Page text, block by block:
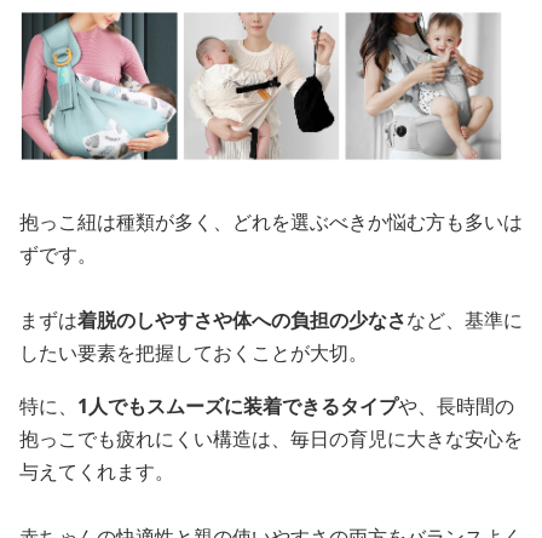
抱っこ紐は種類が多く、どれを選ぶべきか悩む方も多いは
ずです。
まずは着脱のしやすさや体への負担の少なさなど、基準に
したい要素を把握しておくことが大切。
特に、 1人でもスムーズに装着できるタイプや、長時間の
抱っこでも疲れにくい構造は、毎日の育児に大きな安心を
与えてくれます。